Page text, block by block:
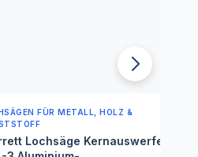
FÜR METALL, HOLZ &
Kernauswerfer -